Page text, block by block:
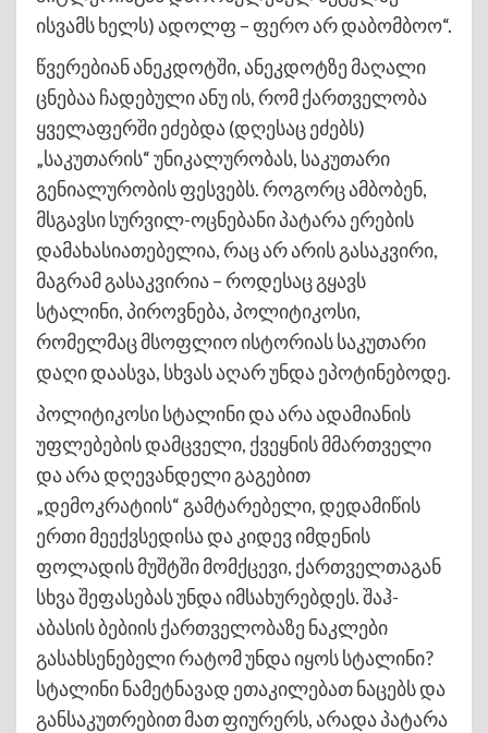
ისვამს ხელს) ადოლფ – ფერო არ დაბომბოო“.
წვერებიან ანეკდოტში, ანეკდოტზე მაღალი
ცნებაა ჩადებული ანუ ის, რომ ქართველობა
ყველაფერში ეძებდა (დღესაც ეძებს)
„საკუთარის“ უნიკალურობას, საკუთარი
გენიალურობის ფესვებს. როგორც ამბობენ,
მსგავსი სურვილ-ოცნებანი პატარა ერების
დამახასიათებელია, რაც არ არის გასაკვირი,
მაგრამ გასაკვირია – როდესაც გყავს
სტალინი, პიროვნება, პოლიტიკოსი,
რომელმაც მსოფლიო ისტორიას საკუთარი
დაღი დაასვა, სხვას აღარ უნდა ეპოტინებოდე.
პოლიტიკოსი სტალინი და არა ადამიანის
უფლებების დამცველი, ქვეყნის მმართველი
და არა დღევანდელი გაგებით
„დემოკრატიის“ გამტარებელი, დედამიწის
ერთი მეექვსედისა და კიდევ იმდენის
ფოლადის მუშტში მომქცევი, ქართველთაგან
სხვა შეფასებას უნდა იმსახურებდეს. შაჰ-
აბასის ბებიის ქართველობაზე ნაკლები
გასახსენებელი რატომ უნდა იყოს სტალინი?
სტალინი ნამეტნავად ეთაკილებათ ნაცებს და
განსაკუთრებით მათ ფიურერს, არადა პატარა